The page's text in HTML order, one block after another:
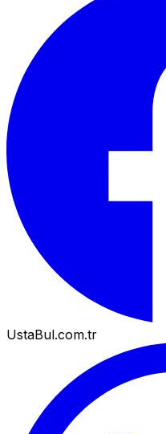
UstaBul.com.tr